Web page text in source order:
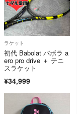
ラケット
初代 Babolat バボラ a
ero pro drive ＋ テニ
スラケット
¥34,999